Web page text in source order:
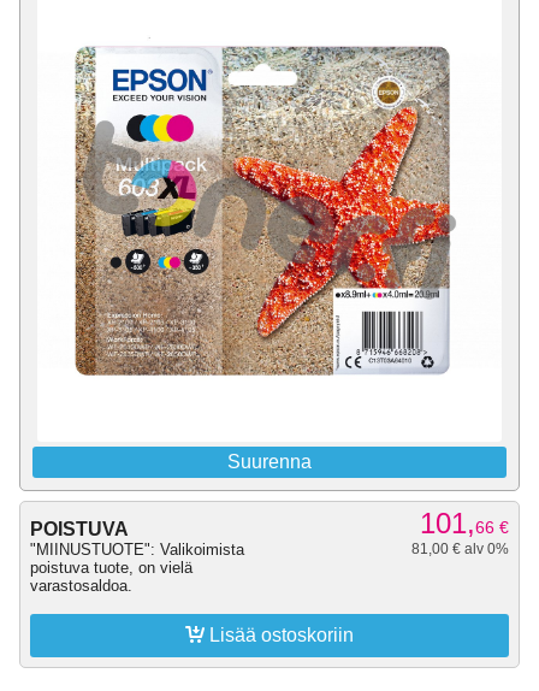
Suurenna
POISTUVA
"MIINUSTUOTE": Valikoimista
poistuva tuote, on vielä
varastosaldoa.
101,66 €
81,00 € alv 0%
 Lisää ostoskoriin